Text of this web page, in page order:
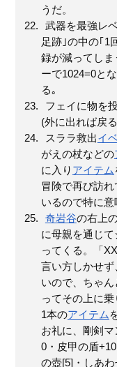
うだ。
武器を最強レ
足跡｣の中の｢1
録が減ってし
ーで1024=0と
る｡
フェイに物を
(外に出れば戻
スララ救出イ
がえの杖などの
に入り アイテム
冒険で再び訪
いるので特に意
奇岩谷の右上
に母親を通じ
ってくる。「
言い方しかせず
いので、ちゃ
ってその上に乗
1本のアイテム
お礼に、剛剣
0・皮甲の盾
の壺[5]・しあ